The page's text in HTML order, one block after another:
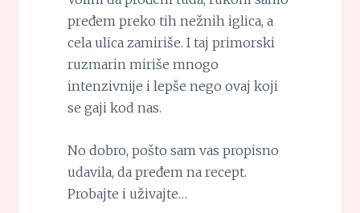
pređem preko tih nežnih iglica, a
cela ulica zamiriše. I taj primorski
ruzmarin miriše mnogo
intenzivnije i lepše nego ovaj koji
se gaji kod nas.
No dobro, pošto sam vas propisno
udavila, da pređem na recept.
Probajte i uživajte…